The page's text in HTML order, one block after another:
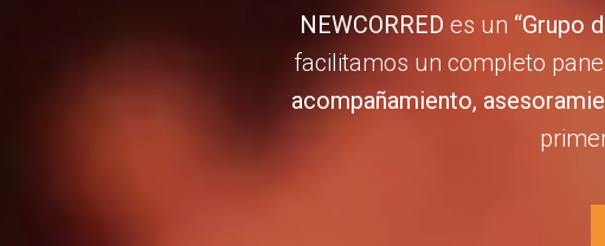
NEWCORRED es un “Grupo
facilitamos un completo
acompañamiento,